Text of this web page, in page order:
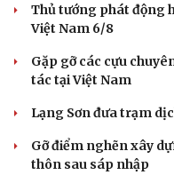
Thủ tướng phát động
Việt Nam 6/8
Gặp gỡ các cựu
tác tại Việt Nam
Lạng Sơn đưa trạm
Gỡ điểm nghẽn xây
thôn sau sáp nhập